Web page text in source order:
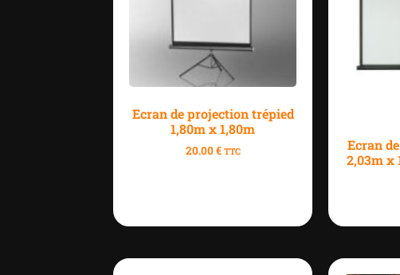
Ecran de projection trépied
1,80m x 1,80m
20.00€ TTC
Ecran
2,03m x